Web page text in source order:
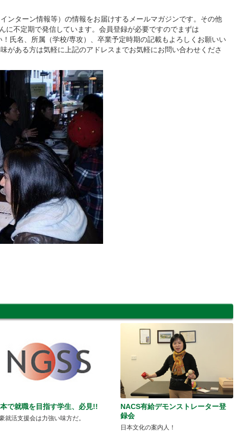
ンターン情報等）の情報をお届けするメールマガジンです。その他
に不定期で発信しています。会員登録が必要ですのでまずは
！氏名、所属（学校/専攻）、卒業予定時期の記載もよろしくお願いい
がある方は気軽に上記のアドレスまでお気軽にお問い合わせくださ
本で就職を目指す学生、必見!!
就活支援会は力強い味方だ。
NACS有給デモンストレーター登
録会
日本文化の案内人！